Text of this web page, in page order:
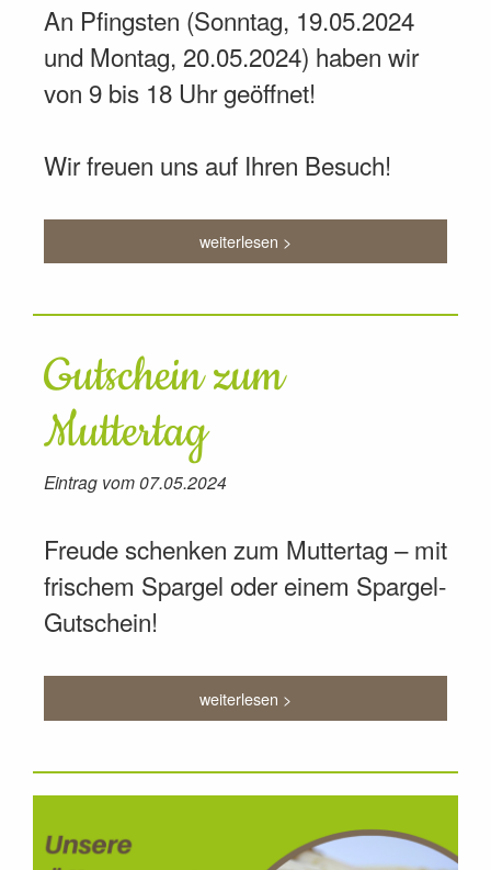
An Pfingsten (Sonntag, 19.05.2024
und Montag, 20.05.2024) haben wir
von 9 bis 18 Uhr geöffnet!
Wir freuen uns auf Ihren Besuch!
weiterlesen >
Gutschein zum
Muttertag
Eintrag vom 07.05.2024
Freude schenken zum Muttertag – mit
frischem Spargel oder einem Spargel-
Gutschein!
weiterlesen >